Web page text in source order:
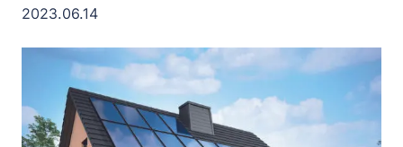
2023.06.14